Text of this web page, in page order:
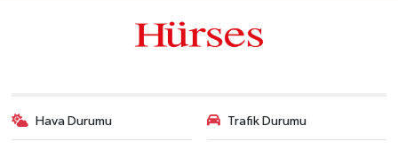
Hava Durumu Trafik Durumu